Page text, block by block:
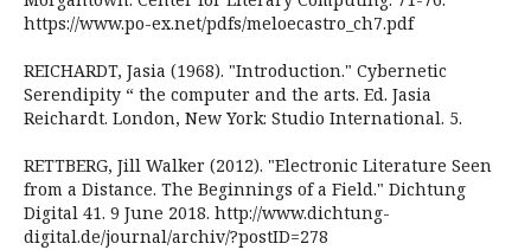
https://www.po-ex.net/pdfs/meloecastro_ch7.pdf
REICHARDT, Jasia (1968). "Introduction." Cybernetic
Serendipity “ the computer and the arts. Ed. Jasia
Reichardt. London, New York: Studio International. 5.
RETTBERG, Jill Walker (2012). "Electronic Literature Seen
from a Distance. The Beginnings of a Field." Dichtung
Digital 41. 9 June 2018. http://www.dichtung-
digital.de/journal/archiv/?postID=278